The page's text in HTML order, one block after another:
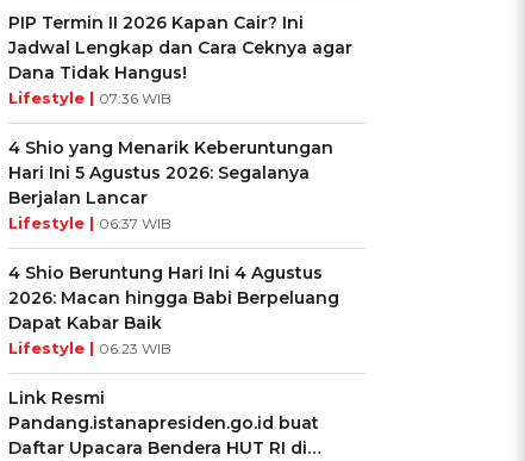
PIP Termin II 2026 Kapan Cair? Ini
Jadwal Lengkap dan Cara Ceknya agar
Dana Tidak Hangus!
Lifestyle | 07:36 WIB
4 Shio yang Menarik Keberuntungan
Hari Ini 5 Agustus 2026: Segalanya
Berjalan Lancar
Lifestyle | 06:37 WIB
4 Shio Beruntung Hari Ini 4 Agustus
2026: Macan hingga Babi Berpeluang
Dapat Kabar Baik
Lifestyle | 06:23 WIB
Link Resmi
Pandang.istanapresiden.go.id buat
Daftar Upacara Bendera HUT RI di